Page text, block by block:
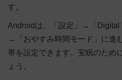
す。
Androidは、「設定」→「Digital
→「おやすみ時間モード」に進
帯を設定できます。安眠のため
ょう。